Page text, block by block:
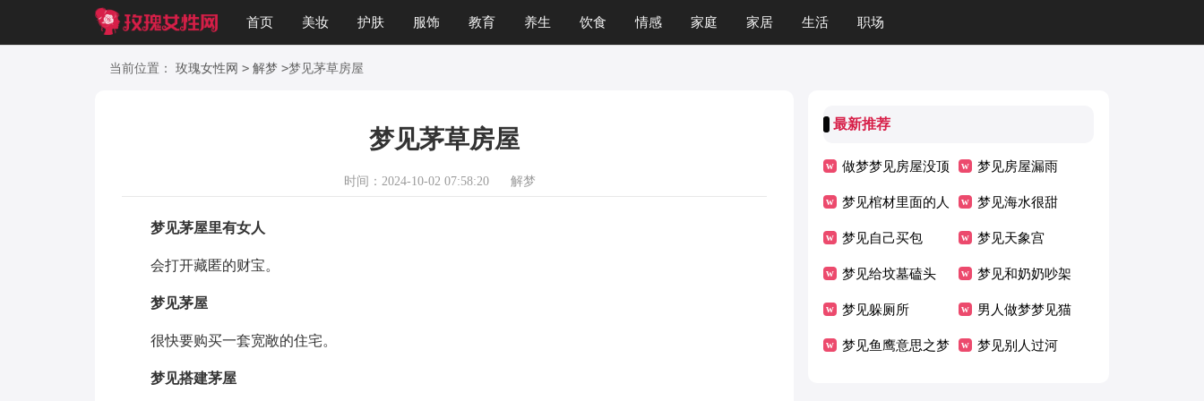
首页 美妆 护肤 服饰 教育 养生 饮食 情感 家庭 家居 生活 职场
美文 知识 起名
当前位置： 玫瑰女性网 > 解梦 >梦见茅草房屋
梦见茅草房屋
时间：2024-10-02 07:58:20 解梦
梦见茅屋里有女人
会打开藏匿的财宝。
梦见茅屋
很快要购买一套宽敞的住宅。
梦见搭建茅屋
最新推荐
做梦梦见房屋没顶 梦见房屋漏雨
梦见棺材里面的人
出来追我
梦见海水很甜
梦见自己买包 梦见天象宫
梦见给坟墓磕头 梦见和奶奶吵架
梦见躲厕所 男人做梦梦见猫
梦见鱼鹰意思之梦 梦见别人过河